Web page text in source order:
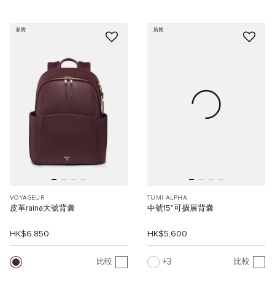
新貨
VOYAGEUR
皮革raina大號背囊
HK$6,850
比較
新貨
TUMI ALPHA
中號15"可擴展背囊
HK$5,600
3 比較